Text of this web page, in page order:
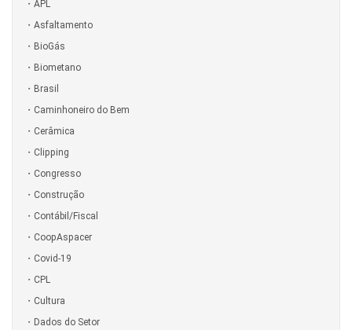
APL
Asfaltamento
BioGás
Biometano
Brasil
Caminhoneiro do Bem
Cerâmica
Clipping
Congresso
Construção
Contábil/Fiscal
CoopAspacer
Covid-19
CPL
Cultura
Dados do Setor